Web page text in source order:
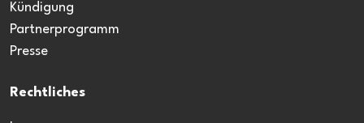
Kündigung
Partnerprogramm
Presse
Rechtliches